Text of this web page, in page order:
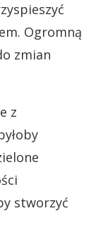
Ogromną
zmian
z
stworzyć